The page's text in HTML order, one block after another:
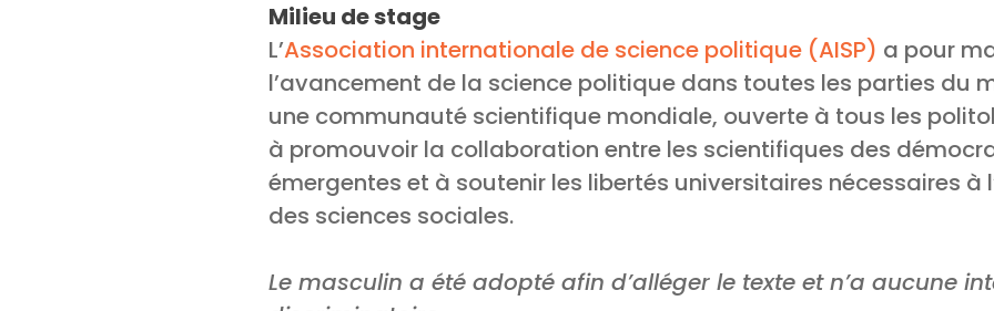
Milieu de stage
L’Association internationale de science politique (AISP) a pour
l’avancement de la science politique dans toutes les parties du
une communauté scientifique mondiale, ouverte à tous les
à promouvoir la collaboration entre les scientifiques des
émergentes et à soutenir les libertés universitaires nécessaires à
des sciences sociales.
Le masculin a été adopté afin d’alléger le texte et n’a aucune